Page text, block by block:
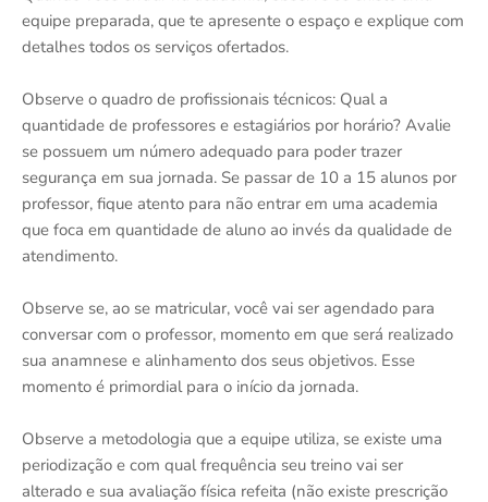
equipe preparada, que te apresente o espaço e explique com
detalhes todos os serviços ofertados.
Observe o quadro de profissionais técnicos: Qual a
quantidade de professores e estagiários por horário? Avalie
se possuem um número adequado para poder trazer
segurança em sua jornada. Se passar de 10 a 15 alunos por
professor, fique atento para não entrar em uma academia
que foca em quantidade de aluno ao invés da qualidade de
atendimento.
Observe se, ao se matricular, você vai ser agendado para
conversar com o professor, momento em que será realizado
sua anamnese e alinhamento dos seus objetivos. Esse
momento é primordial para o início da jornada.
Observe a metodologia que a equipe utiliza, se existe uma
periodização e com qual frequência seu treino vai ser
alterado e sua avaliação física refeita (não existe prescrição